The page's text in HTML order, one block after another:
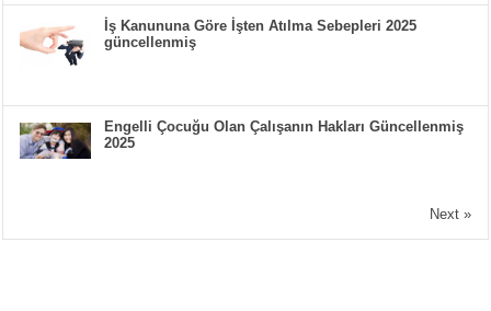
İş Kanununa Göre İşten Atılma Sebepleri 2025
güncellenmiş
Engelli Çocuğu Olan Çalışanın Hakları Güncellenmiş
2025
Next »